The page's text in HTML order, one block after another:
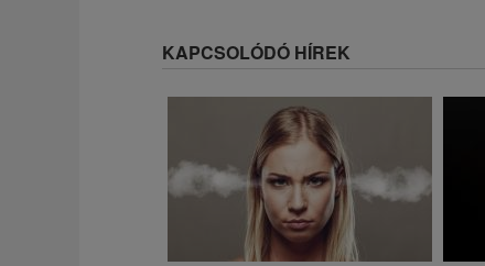
KAPCSOLÓDÓ HÍREK